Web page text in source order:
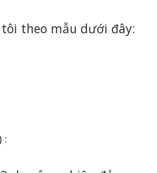
theo mẫu dưới đây:
: